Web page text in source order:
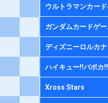
ウルトラマンカー
ガンダムカードゲー
ディズニーロルカナ
ハイキュー!!バボカ
Xross Stars